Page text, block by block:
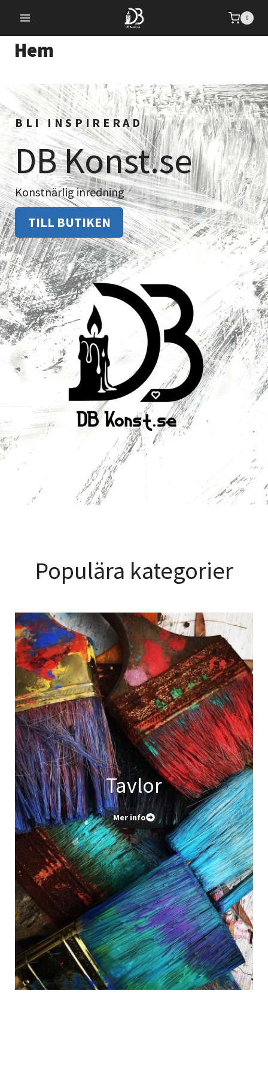
content
0
Hem
BLI INSPIRERAD
DB Konst.se
Konstnärlig inredning
TILL BUTIKEN
Populära kategorier
Tavlor
Mer info